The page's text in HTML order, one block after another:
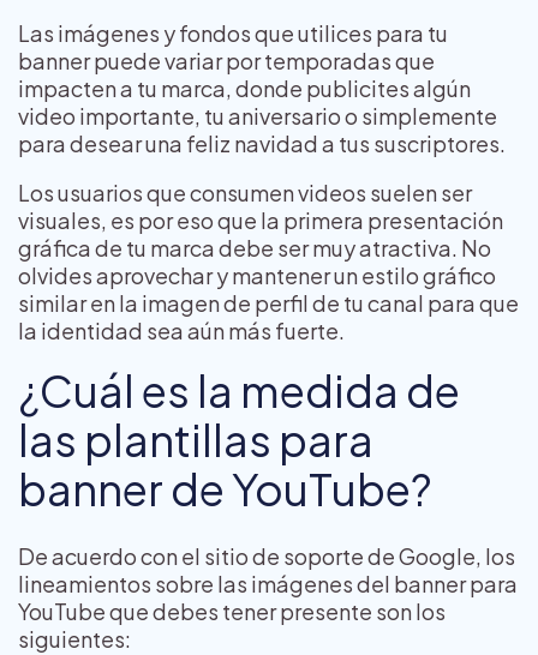
Las imágenes y fondos que utilices para tu
banner puede variar por temporadas que
impacten a tu marca, donde publicites algún
video importante, tu aniversario o simplemente
para desear una feliz navidad a tus suscriptores.
Los usuarios que consumen videos suelen ser
visuales, es por eso que la primera presentación
gráfica de tu marca debe ser muy atractiva. No
olvides aprovechar y mantener un estilo gráfico
similar en la imagen de perfil de tu canal para que
la identidad sea aún más fuerte.
¿Cuál es la medida de
las plantillas para
banner de YouTube?
De acuerdo con el sitio de soporte de Google, los
lineamientos sobre las imágenes del banner para
YouTube que debes tener presente son los
siguientes: